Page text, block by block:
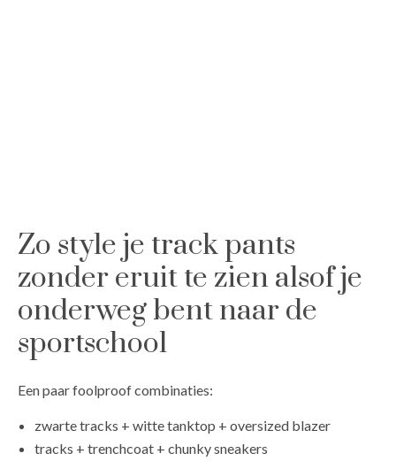
Zo style je track pants
zonder eruit te zien alsof je
onderweg bent naar de
sportschool
Een paar foolproof combinaties:
zwarte tracks + witte tanktop + oversized blazer
tracks + trenchcoat + chunky sneakers